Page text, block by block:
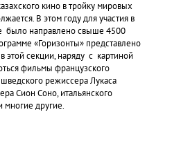
кино в тройку мировых
В этом году для участия в
было направлено свыше 4500
«Горизонты» представлено
этой секции, наряду с картиной
фильмы французского
режиссера Лукаса
Сион Соно, итальянского
многие другие.